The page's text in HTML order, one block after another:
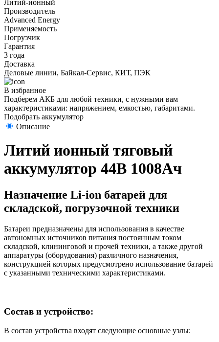
Литий-ионный
Производитель
Advanced Energy
Применяемость
Погрузчик
Гарантия
3 года
Доставка
Деловые линии, Байкал-Сервис, КИТ, ПЭК
В избранное
Подберем АКБ для любой техники, с нужными вам
характеристиками: напряжением, емкостью, габаритами.
Подобрать аккумулятор
Описание
Литий ионный тяговый
аккумулятор 44В 1008Ач
Назначение Li-ion батарей для
складской, погрузочной техники
Батареи предназначены для использования в качестве
автономных источников питания постоянным током
складской, клининговой и прочей техники, а также другой
аппаратуры (оборудования) различного назначения,
конструкцией которых предусмотрено использование батарей
с указанными техническими характеристиками.
Состав и устройство:
В состав устройства входят следующие основные узлы: